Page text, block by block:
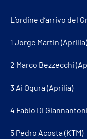
L’ordine d’arrivo del
1 Jorge Martin
2 Marco Bezzecchi
3 Ai Ogura (Aprilia)
4 Fabio Di
5 Pedro Acosta (KTM)